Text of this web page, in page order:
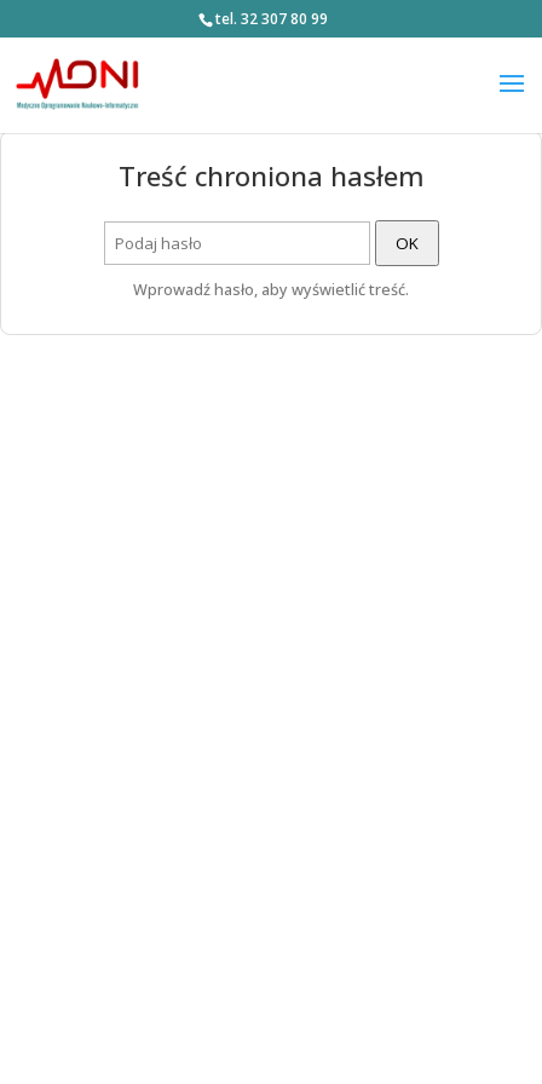
tel. 32 307 80 99
Treść chroniona hasłem
OK
Wprowadź hasło, aby wyświetlić treść.